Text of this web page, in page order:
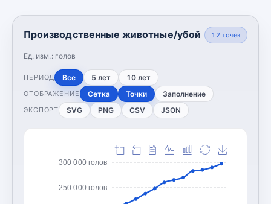
Производственные животные/убой
Ед. изм.: голов
12 точек
ПЕРИОД Все 5 лет 10 лет
ОТОБРАЖЕНИЕ Сетка Точки Заполнение
ЭКСПОРТ SVG PNG CSV JSON
250 000 голов
300 000 голов